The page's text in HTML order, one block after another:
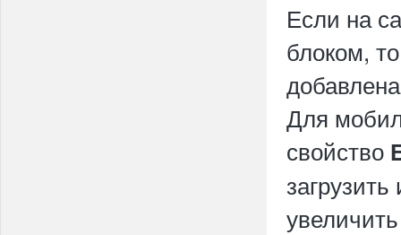
Если на
блоком,
Для
свойство